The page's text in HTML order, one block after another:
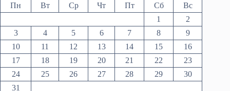
Пн Вт Ср Чт Пт Сб
Вс
1
2
3
4 5 6 7 8
9
10
11 12 13 14 15
16
17
18 19 20 21 22
23
24
25 26 27 28 29
30
31